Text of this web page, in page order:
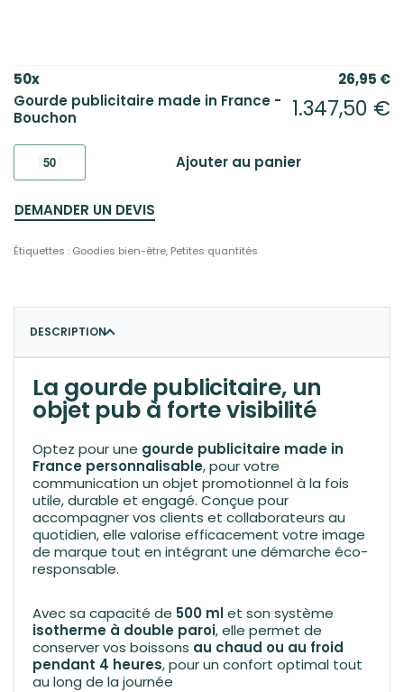
50x 26,95 €
Gourde publicitaire made in France -
Bouchon
1.347,50 €
Ajouter au panier
DEMANDER UN DEVIS
Étiquettes : Goodies bien-être, Petites quantités
DESCRIPTION
La gourde publicitaire, un
objet pub à forte visibilité
Optez pour une gourde publicitaire made in
France personnalisable, pour votre
communication un objet promotionnel à la fois
utile, durable et engagé. Conçue pour
accompagner vos clients et collaborateurs au
quotidien, elle valorise efficacement votre image
de marque tout en intégrant une démarche éco-
responsable.
Avec sa capacité de 500 mlet son système
isotherme à double paroi, elle permet de
conserver vos boissons au chaud ou au froid
pendant 4 heures, pour un confort optimal tout
au long de la journée